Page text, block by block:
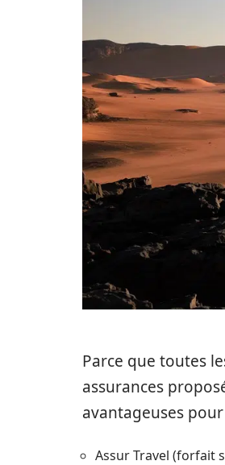
Parce que toutes
assurances
avantageuses
Assur Travel (forfait